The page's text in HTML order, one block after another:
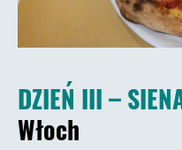
DZIEŃ III –
Włoch